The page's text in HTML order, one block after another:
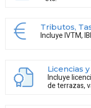
Tributos,
Incluye IVTM,
Licencias
Incluye
de terrazas,